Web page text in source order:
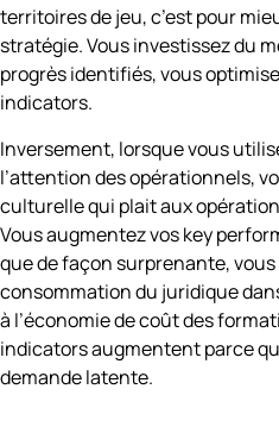
territoires de jeu, c’est pour
stratégie. Vous investissez du
progrès identifiés, vous
indicators.
Inversement, lorsque vous
l’attention des opérationnels,
culturelle qui plait aux
Vous augmentez vos key
que de façon surprenante,
consommation du juridique
à l’économie de coût des
indicators augmentent parce
demande latente.